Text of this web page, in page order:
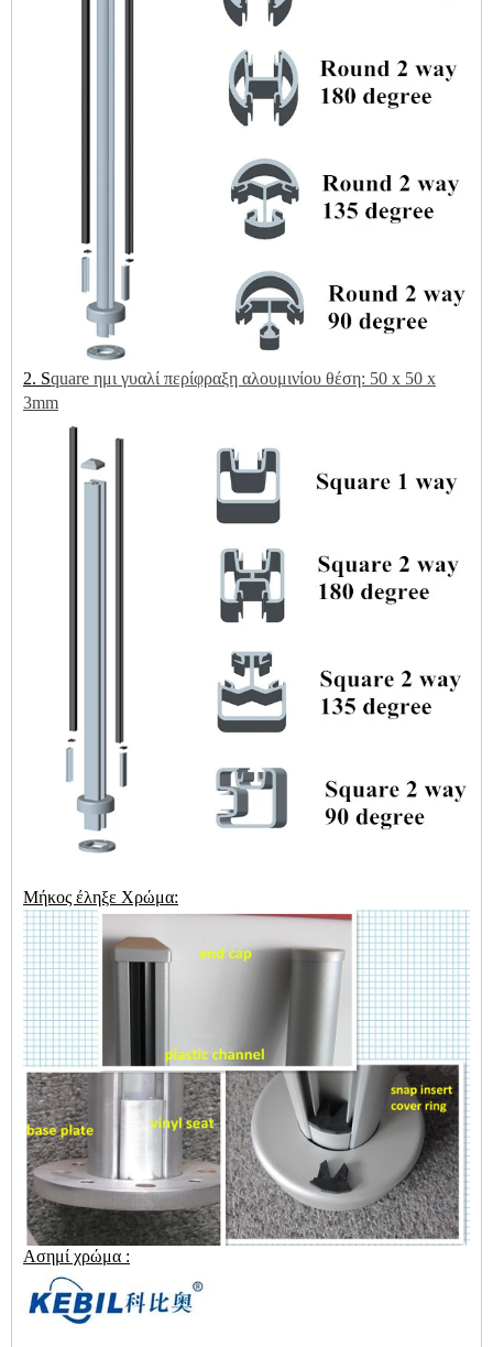
2. Square ημι γυαλί περίφραξη αλουμινίου θέση: 50 x 50 x
3mm
Μήκος έληξε Χρώμα:
Ασημί χρώμα :